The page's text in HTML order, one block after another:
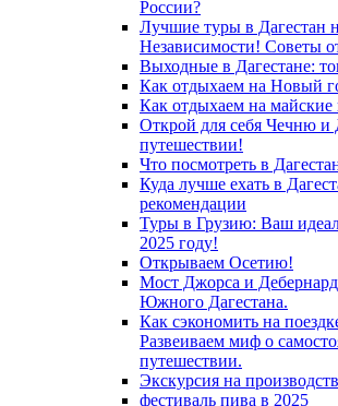
России?
Лучшие туры в Дагестан
Независимости! Советы
Выходные в Дагестане:
Как отдыхаем на Новый
Как отдыхаем на майские
Открой для себя Чечню и
путешествии!
Что посмотреть в
Куда лучше ехать в
рекомендации
Туры в Грузию: Ваш
2025 году!
Открываем Осетию!
Мост Джорса и
Южного Дагестана.
Как сэкономить на
Развеиваем миф о
путешествии.
Экскурсия на
фестиваль пива в 2025